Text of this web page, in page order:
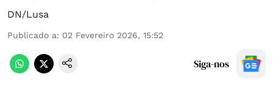
DN/Lusa
Publicado a: 02 Fevereiro 2026, 15:52
Siga-nos